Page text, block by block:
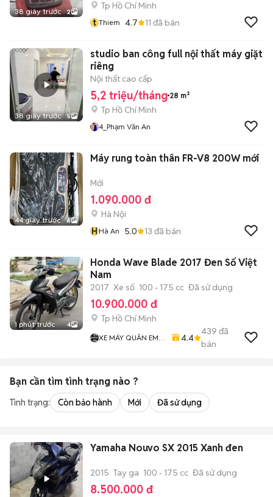
38 giây trước 2
Tp Hồ Chí Minh
t Thiem 4.7 11 đã bán
38 giây trước 5
studio ban công full nội thất máy giặt
riêng
Nội thất cao cấp
5,2 triệu/tháng 28 m²
Tp Hồ Chí Minh
4_Phạm Văn An
44 giây trước 6
Máy rung toàn thân FR-V8 200W mới
Mới
1.090.000 đ
Hà Nội
HHà An 5.0 13 đã bán
1 phút trước 4
Honda Wave Blade 2017 Đen Số Việt
Nam
2017 Xe số 100 - 175 cc Đã sử dụng
10.900.000 đ
Tp Hồ Chí Minh
XE MÁY QUÂN EM
4.4
439 đã
bán
Bạn cần tìm tình trạng nào ?
Tình trạng: Còn bảo hành Mới Đã sử dụng
Yamaha Nouvo SX 2015 Xanh đen
2015 Tay ga 100 - 175 cc Đã sử dụng
8.500.000 đ